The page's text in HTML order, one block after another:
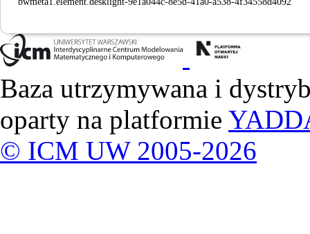
Baza utrzymywana i
oparty na platformie
© ICM UW 2005-2026